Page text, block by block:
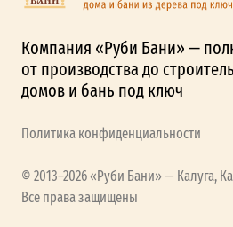
Компания «Руби Бани» —
от производства до
домов и бань под ключ
Политика конфиденциальности
© 2013–2026 «Руби Бани» — Калуга,
Все права защищены